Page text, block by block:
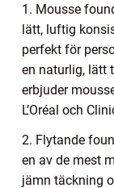
1. Mousse
lätt, luftig
perfekt för
en naturlig, lätt
erbjuder
L’Oréal och
2. Flytande
en av de mest
jämn täckning